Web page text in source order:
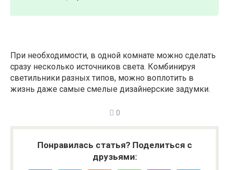
При необходимости, в одной комнате можно сделать
сразу несколько источников света. Комбинируя
светильники разных типов, можно воплотить в
жизнь даже самые смелые дизайнерские задумки.
0
Понравилась статья? Поделиться с
друзьями: